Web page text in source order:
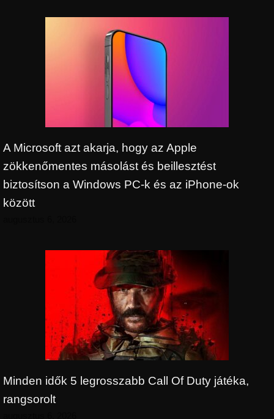
A Microsoft azt akarja, hogy az Apple
zökkenőmentes másolást és beillesztést
biztosítson a Windows PC-k és az iPhone-ok
között
Minden idők 5 legrosszabb Call Of Duty játéka,
rangsorolt